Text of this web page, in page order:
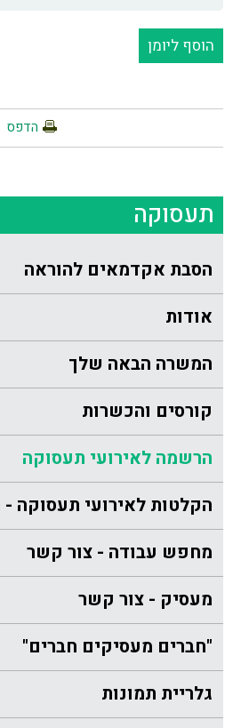
הוסף ליומן
הדפס
תעסוקה
הסבת אקדמאים להוראה
אודות
המשרה הבאה שלך
קורסים והכשרות
הרשמה לאירועי תעסוקה
הקלטות לאירועי תעסוקה -
מחפש עבודה - צור קשר
מעסיק - צור קשר
"חברים מעסיקים חברים"
גלריית תמונות